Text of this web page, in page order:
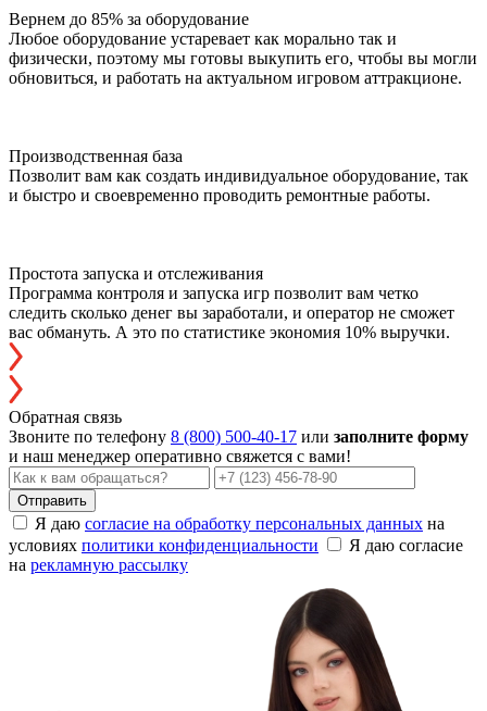
Вернем до 85% за оборудование
Любое оборудование устаревает как морально так и
физически, поэтому мы готовы выкупить его, чтобы вы могли
обновиться, и работать на актуальном игровом аттракционе.
Производственная база
Позволит вам как создать индивидуальное оборудование, так
и быстро и своевременно проводить ремонтные работы.
Простота запуска и отслеживания
Программа контроля и запуска игр позволит вам четко
следить сколько денег вы заработали, и оператор не сможет
вас обмануть. А это по статистике экономия 10% выручки.
Обратная связь
Звоните по телефону 8 (800) 500-40-17 или заполните форму
и наш менеджер оперативно свяжется с вами!
Отправить
Я даю согласие на обработку персональных данных на
условиях политики конфиденциальности
Я даю согласие
на рекламную рассылку